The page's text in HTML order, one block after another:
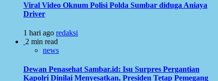
Viral Video Oknum Polisi Polda Sumbar diduga Aniaya
Driver
1 hari ago redaksi
2 min read
news
Dewan Penasehat Sambar.id: Isu Surpres Pergantian
Kapolri Dinilai Menyesatkan, Presiden Tetap Pemegang